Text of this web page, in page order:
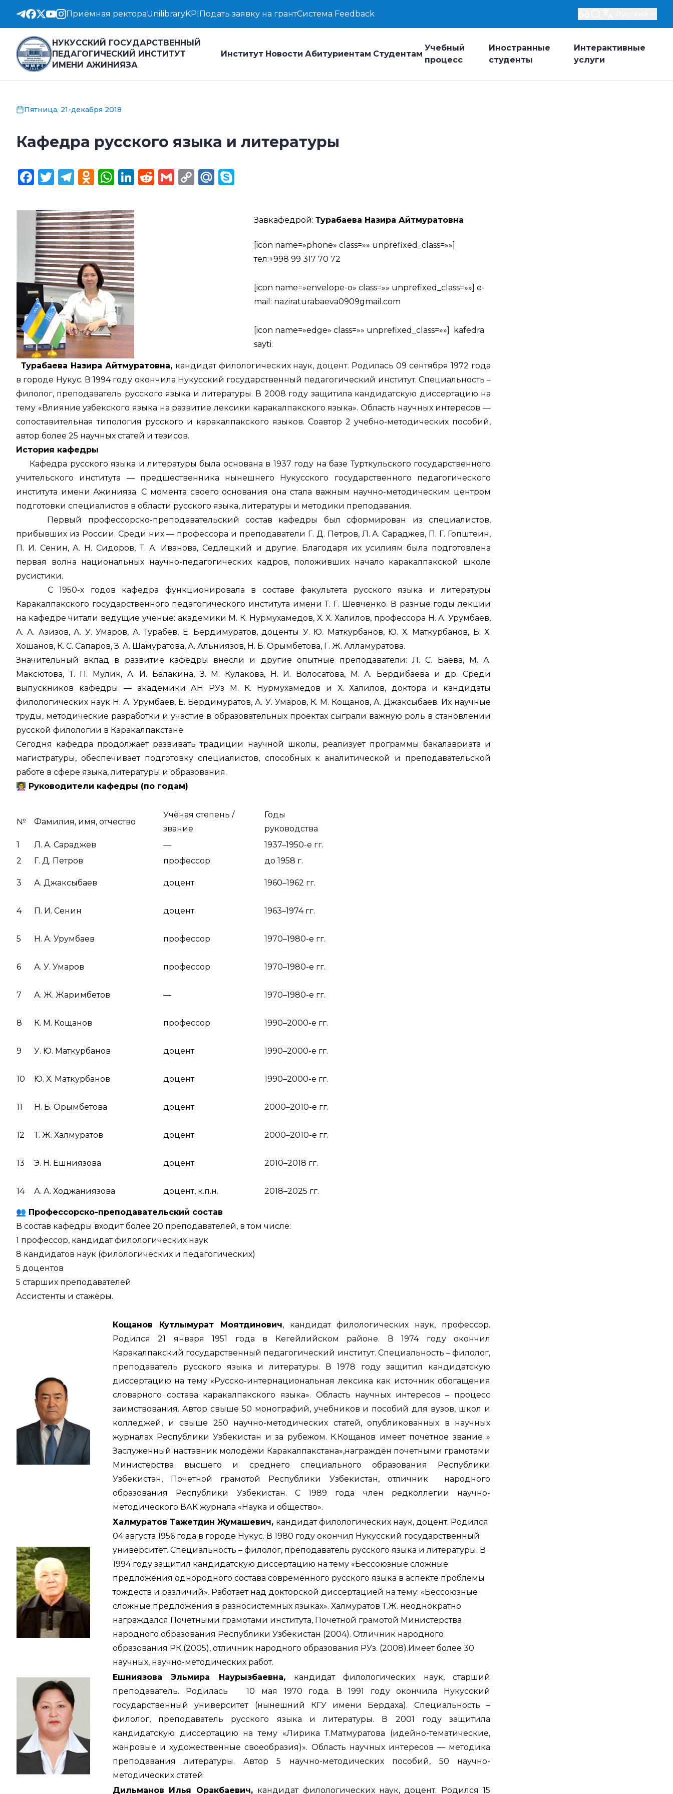
Приёмная ректораUnilibraryKPIПодать заявку на грантСистема Feedback
НУКУССКИЙ ГОСУДАРСТВЕННЫЙ
ПЕДАГОГИЧЕСКИЙ ИНСТИТУТ
ИМЕНИ АЖИНИЯЗА
Институт Новости Абитуриентам Студентам
Учебный
процесс
Иностранные
студенты
Интерактивные
услуги
Пятница, 21-декабря 2018
Кафедра русского языка и литературы
Facebook
Twitter
Telegram
Odnoklassniki
WhatsApp
LinkedIn
Reddit
Gmail
CopyMail.Ru
Завкафедрой: Турабаева Назира Айтмуратовна
[icon name=»phone» class=»» unprefixed_class=»»]
тел:+998 99 317 70 72
[icon name=»envelope-o» class=»» unprefixed_class=»»] e-
mail: naziraturabaeva0909gmail.com
[icon name=»edge» class=»» unprefixed_class=»»] kafedra
sayti:
Турабаева Назира Айтмуратовна, кандидат филологических наук, доцент. Родилась 09 сентября 1972 года
в городе Нукус. В 1994 году окончила Нукусский государственный педагогический институт. Специальность –
филолог, преподаватель русского языка и литературы. В 2008 году защитила кандидатскую диссертацию на
тему «Влияние узбекского языка на развитие лексики каракалпакского языка». Область научных интересов —
сопоставительная типология русского и каракалпакского языков. Соавтор 2 учебно-методических пособий,
автор более 25 научных статей и тезисов.
История кафедры
Кафедра русского языка и литературы была основана в 1937 году на базе Турткульского государственного
учительского института — предшественника нынешнего Нукусского государственного педагогического
института имени Ажинияза. С момента своего основания она стала важным научно-методическим центром
подготовки специалистов в области русского языка, литературы и методики преподавания.
Первый профессорско-преподавательский состав кафедры был сформирован из специалистов,
прибывших из России. Среди них — профессора и преподаватели Г. Д. Петров, Л. А. Сараджев, П. Г. Гопштеин,
П. И. Сенин, А. Н. Сидоров, Т. А. Иванова, Седлецкий и другие. Благодаря их усилиям была подготовлена
первая волна национальных научно-педагогических кадров, положивших начало каракалпакской школе
русистики.
С 1950-х годов кафедра функционировала в составе факультета русского языка и литературы
Каракалпакского государственного педагогического института имени Т. Г. Шевченко. В разные годы лекции
на кафедре читали ведущие учёные: академики М. К. Нурмухамедов, Х. Х. Халилов, профессора Н. А. Урумбаев,
А. А. Азизов, А. У. Умаров, А. Турабев, Е. Бердимуратов, доценты У. Ю. Маткурбанов, Ю. Х. Маткурбанов, Б. Х.
Хошанов, К. С. Сапаров, З. А. Шамуратова, А. Альниязов, Н. Б. Орымбетова, Г. Ж. Алламуратова.
Значительный вклад в развитие кафедры внесли и другие опытные преподаватели: Л. С. Баева, М. А.
Максютова, Т. П. Мулик, А. И. Балакина, З. М. Кулакова, Н. И. Волосатова, М. А. Бердибаева и др. Среди
выпускников кафедры — академики АН РУз М. К. Нурмухамедов и Х. Халилов, доктора и кандидаты
филологических наук Н. А. Урумбаев, Е. Бердимуратов, А. У. Умаров, К. М. Кощанов, А. Джаксыбаев. Их научные
труды, методические разработки и участие в образовательных проектах сыграли важную роль в становлении
русской филологии в Каракалпакстане.
Сегодня кафедра продолжает развивать традиции научной школы, реализует программы бакалавриата и
магистратуры, обеспечивает подготовку специалистов, способных к аналитической и преподавательской
работе в сфере языка, литературы и образования.
👩 Руководители кафедры (по годам)
№ Фамилия, имя, отчество
Учёная степень /
звание
Годы
руководства
1
Л. А. Сараджев —
1937–1950-е гг.
2
Г. Д. Петров профессор до 1958 г.
3 А. Джаксыбаев доцент 1960–1962 гг.
4 П. И. Сенин доцент 1963–1974 гг.
5 Н. А. Урумбаев профессор 1970–1980-е гг.
6 А. У. Умаров профессор 1970–1980-е гг.
7 А. Ж. Жаримбетов — 1970–1980-е гг.
8 К. М. Кощанов профессор 1990–2000-е гг.
9 У. Ю. Маткурбанов доцент 1990–2000-е гг.
10 Ю. Х. Маткурбанов доцент 1990–2000-е гг.
11 Н. Б. Орымбетова доцент 2000–2010-е гг.
12 Т. Ж. Халмуратов доцент 2000–2010-е гг.
13 Э. Н. Ешниязова доцент 2010–2018 гг.
14 А. А. Ходжаниязова доцент, к.п.н. 2018–2025 гг.
👥 Профессорско-преподавательский состав
В состав кафедры входит более 20 преподавателей, в том числе:
1 профессор, кандидат филологических наук
8 кандидатов наук (филологических и педагогических)
5 доцентов
5 старших преподавателей
Ассистенты и стажёры.
Кощанов Кутлымурат Моятдинович, кандидат филологических наук, профессор.
Родился 21 января 1951 года в Кегейлийском районе. В 1974 году окончил
Каракалпакский государственный педагогический институт. Специальность – филолог,
преподаватель русского языка и литературы. В 1978 году защитил кандидатскую
диссертацию на тему «Русско-интернациональная лексика как источник обогащения
словарного состава каракалпакского языка». Область научных интересов – процесс
заимствования. Автор свыше 50 монографий, учебников и пособий для вузов, школ и
колледжей, и свыше 250 научно-методических статей, опубликованных в научных
журналах Республики Узбекистан и за рубежом. К.Кощанов имеет почётное звание »
Заслуженный наставник молодёжи Каракалпакстана»,награждён почетными грамотами
Министерства высшего и среднего специального образования Республики
Узбекистан, Почетной грамотой Республики Узбекистан, отличник народного
образования Республики Узбекистан. С 1989 года член редколлегии научно-
методического ВАК журнала «Наука и общество».
Халмуратов Тажетдин Жумашевич, кандидат филологических наук, доцент. Родился
04 августа 1956 года в городе Нукус. В 1980 году окончил Нукусский государственный
университет. Специальность – филолог, преподаватель русского языка и литературы. В
1994 году защитил кандидатскую диссертацию на тему «Бессоюзные сложные
предложения однородного состава современного русского языка в аспекте проблемы
тождеств и различий». Работает над докторской диссертацией на тему: «Бессоюзные
сложные предложения в разносистемных языках». Халмуратов Т.Ж. неоднократно
награждался Почетными грамотами института, Почетной грамотой Министерства
народного образования Республики Узбекистан (2004). Отличник народного
образования РК (2005), отличник народного образования РУз. (2008).Имеет более 30
научных, научно-методических работ.
Ешниязова Эльмира Наурызбаевна, кандидат филологических наук, старший
преподаватель. Родилась 10 мая 1970 года. В 1991 году окончила Нукусский
государственный университет (нынешний КГУ имени Бердаха). Специальность –
филолог, преподаватель русского языка и литературы. В 2001 году защитила
кандидатскую диссертацию на тему «Лирика Т.Матмуратова (идейно-тематические,
жанровые и художественные своеобразия)». Область научных интересов — методика
преподавания литературы. Автор 5 научно-методических пособий, 50 научно-
методических статей.
Дильманов Илья Оракбаевич, кандидат филологических наук, доцент. Родился 15